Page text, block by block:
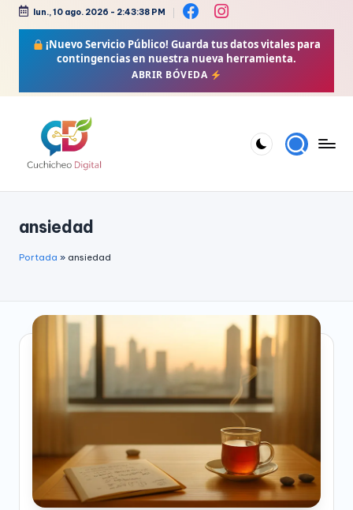
lun., 10 ago. 2026 - 2:43:38 PM
¡Nuevo Servicio Público! Guarda tus datos vitales para
contingencias en nuestra nueva herramienta.
ABRIR BÓVEDA
c
h
c
h
g
it
Crochet,
ansiedad
Portada » ansiedad